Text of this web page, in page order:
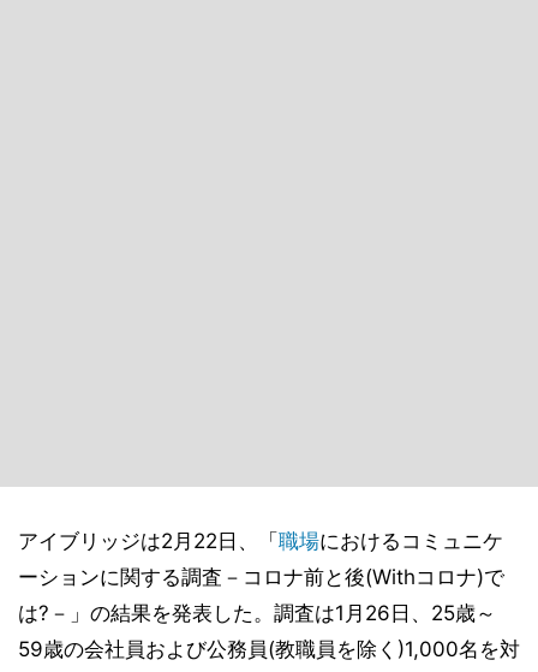
アイブリッジは2月22日、「 職場におけるコミュニケ
ーションに関する調査－コロナ前と後(Withコロナ)で
は?－」の結果を発表した。調査は1月26日、25歳～
59歳の会社員および公務員(教職員を除く)1,000名を対